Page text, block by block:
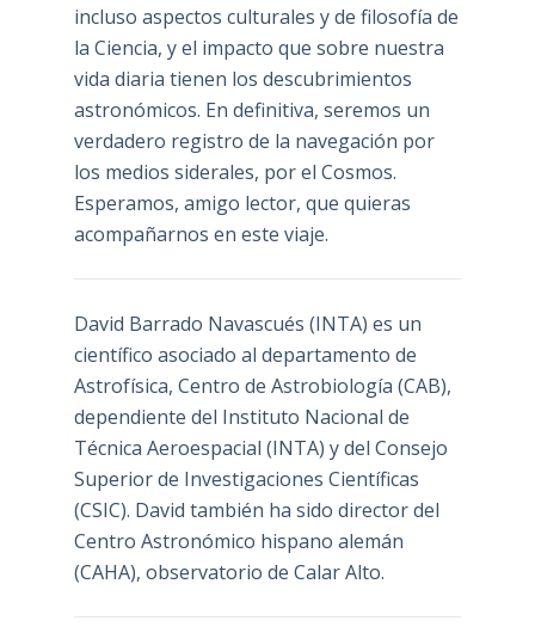
incluso aspectos culturales y de filosofía de
la Ciencia, y el impacto que sobre nuestra
vida diaria tienen los descubrimientos
astronómicos. En definitiva, seremos un
verdadero registro de la navegación por
los medios siderales, por el Cosmos.
Esperamos, amigo lector, que quieras
acompañarnos en este viaje.
David Barrado Navascués (INTA) es un
científico asociado al departamento de
Astrofísica, Centro de Astrobiología (CAB),
dependiente del Instituto Nacional de
Técnica Aeroespacial (INTA) y del Consejo
Superior de Investigaciones Científicas
(CSIC). David también ha sido director del
Centro Astronómico hispano alemán
(CAHA), observatorio de Calar Alto.